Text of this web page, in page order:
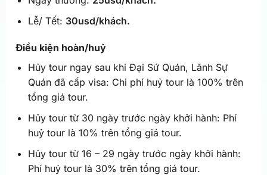
Lễ/ Tết: 30usd/khách.
Điều kiện hoàn/huỷ
Hủy tour ngay sau khi Đại Sứ Quán, Lãnh Sự
Quán đã cấp visa: Chi phí huỷ tour là 100% trên
tổng giá tour.
Hủy tour từ 30 ngày trước ngày khởi hành: Phí
huỷ tour là 10% trên tổng giá tour.
Hủy tour từ 16 – 29 ngày trước ngày khởi hành:
Phí huỷ tour là 30% trên tổng giá tour.